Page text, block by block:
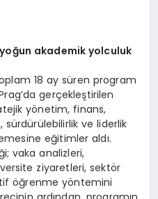
akademik yolculuk
18 ay süren program
gerçekleştirilen
yönetim, finans,
ve liderlik
eğitimler aldı.
vaka analizleri,
ziyaretleri, sektör
öğrenme yöntemini